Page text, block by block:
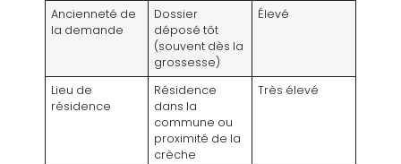
Ancienneté de
la demande
Dossier
déposé tôt
(souvent dès la
grossesse)
Élevé
Lieu de
résidence
Résidence
dans la
commune ou
proximité de la
crèche
Très élevé